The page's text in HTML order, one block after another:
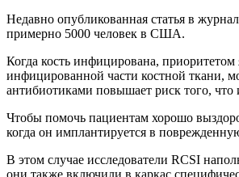
Недавно опубликованная статья в
примерно 5000 человек в США.
Когда кость инфицирована, приоритетом
инфицированной части костной ткани,
антибиотиками повышает риск того,
Чтобы помочь пациентам хорошо
когда он имплантируется в
В этом случае исследователи RCSI